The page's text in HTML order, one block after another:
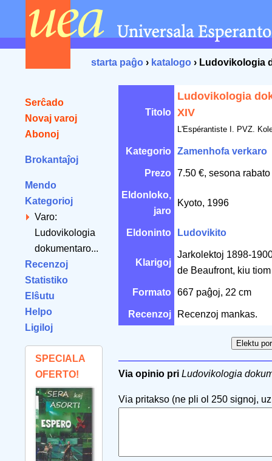
starta paĝo › katalogo › Ludovikologia
Serĉado
Novaj varoj
Abonoj
Brokantaĵoj
Mendo
Kategorioj
Varo:
Ludovikologia
dokumentaro...
Recenzoj
Statistiko
Elŝutu
Helpo
Ligiloj
SPECIALA
OFERTO!
Titolo
Ludovikologia
XIV
L'Espérantiste I. PVZ.
Kategorio Zamenhofa verkaro
Prezo 7.50 €, sesona
Eldonloko,
jaro
Kyoto, 1996
Eldoninto Ludovikito
Klarigoj
Jarkolektoj 1898-
de Beaufront, kiu
Formato 667 paĝoj, 22 cm
Recenzoj Recenzoj mankas.
Via opinio pri Ludovikologia
Via pritakso (ne pli ol 250 signoj,